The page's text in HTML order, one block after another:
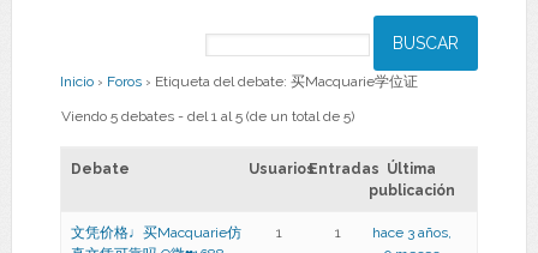
Inicio › Foros › Etiqueta del debate: 买Macquarie学位证
Viendo 5 debates - del 1 al 5 (de un total de 5)
Debate UsuariosEntradas Última
publicación
文凭价格♩买Macquarie仿
1 1
hace 3 años,